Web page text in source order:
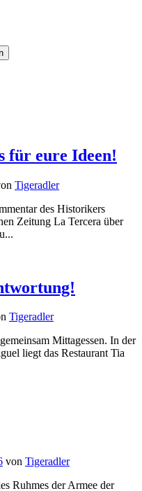
für eure Ideen!
Tigeradler
des Historikers
Zeitung La Tercera über
Tigeradler
Mittagessen. In der
liegt das Restaurant Tia
von Tigeradler
Ruhmes der Armee der